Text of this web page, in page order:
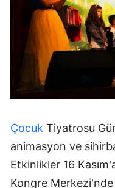
Çocuk Tiyatrosu
animasyon ve
Etkinlikler 16
Kongre